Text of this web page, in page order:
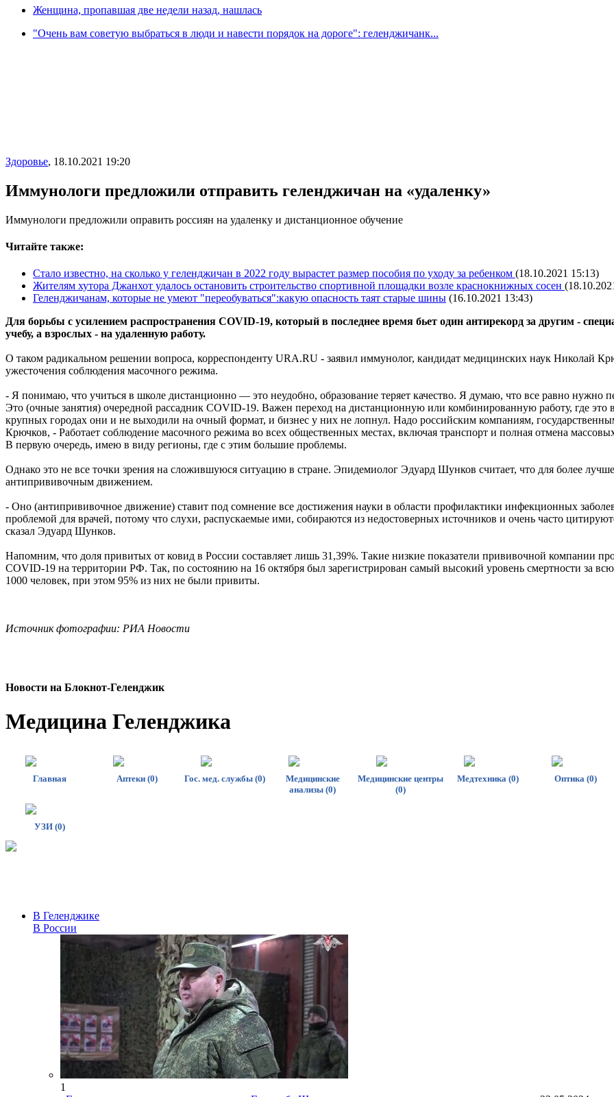
Женщина, пропавшая две недели назад, нашлась
"Очень вам советую выбраться в люди и навести порядок на дороге": геленджичанк...
Здоровье, 18.10.2021 19:20
Иммунологи предложили отправить геленджичан на «удаленку»
Иммунологи предложили оправить россиян на удаленку и дистанционное обучение
Читайте также:
Стало известно, на сколько у геленджичан в 2022 году вырастет размер пособия по уходу за ребенком (18.10.2021 15:13)
Жителям хутора Джанхот удалось остановить строительство спортивной площадки возле краснокнижных сосен
Геленджичанам, которые не умеют "переобуваться":какую опасность таят старые шины (16.10.2021 13:43)
Для борьбы с усилением распространения COVID-19, который в последнее время бьет один антирекорд за другим -
учебу, а взрослых - на удаленную работу.
О таком радикальном решении вопроса, корреспонденту URA.RU - заявил иммунолог, кандидат медицинских наук Николай
ужесточения соблюдения масочного режима.
- Я понимаю, что учиться в школе дистанционно — это неудобно, образование теряет качество. Я думаю, что все равно нужно
Это (очные занятия) очередной рассадник COVID-19. Важен переход на дистанционную или комбинированную работу, где
крупных городах они и не выходили на очный формат, и бизнес у них не лопнул. Надо российским компаниям,
Крючков, - Работает соблюдение масочного режима во всех общественных местах, включая транспорт и полная отмена
В первую очередь, имею в виду регионы, где с этим большие проблемы.
Однако это не все точки зрения на сложившуюся ситуацию в стране. Эпидемиолог Эдуард Шунков считает, что для более
антипрививочным движением.
- Оно (антипрививочное движение) ставит под сомнение все достижения науки в области профилактики инфекционных
проблемой для врачей, потому что слухи, распускаемые ими, собираются из недостоверных источников и очень часто
сказал Эдуард Шунков.
Напомним, что доля привитых от ковид в России составляет лишь 31,39%. Такие низкие показатели прививочной компании
COVID-19 на территории РФ. Так, по состоянию на 16 октября был зарегистрирован самый высокий уровень смертности за
1000 человек, при этом 95% из них не были привиты.
Источник фотографии: РИА Новости
Новости на Блoкнoт-Геленджик
Медицина Геленджика
Главная Аптеки (0) Гос. мед. службы (0)
Медицинские
анализы (0)
Медицинские центры
(0)
Медтехника (0) Оптика (0)
УЗИ (0)
В Геленджике
В России
1